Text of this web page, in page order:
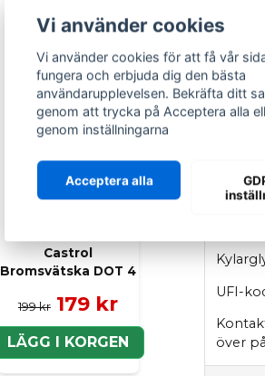
Castrol
Bromsvätska DOT 4
199 kr 179 kr
LÄGG I KORGEN
att
Ca -
Ca -
UFI-
över
Vi använder cookies
Vi använder cookies för att få vår
fungera och erbjuda dig den bästa
användarupplevelsen. Bekräfta ditt
genom att trycka på Acceptera alla
genom inställningarna
Acceptera alla